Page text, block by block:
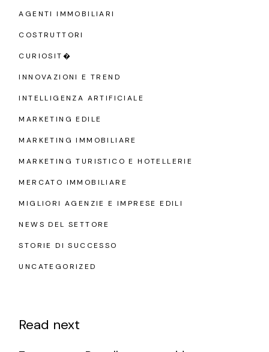
AGENTI IMMOBILIARI
COSTRUTTORI
CURIOSIT�
INNOVAZIONI E TREND
INTELLIGENZA ARTIFICIALE
MARKETING EDILE
MARKETING IMMOBILIARE
MARKETING TURISTICO E HOTELLERIE
MERCATO IMMOBILIARE
MIGLIORI AGENZIE E IMPRESE EDILI
NEWS DEL SETTORE
STORIE DI SUCCESSO
UNCATEGORIZED
Read next